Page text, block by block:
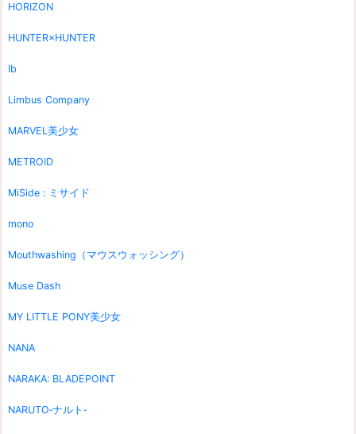
HORIZON
HUNTER×HUNTER
Ib
Limbus Company
MARVEL美少女
METROID
MiSide : ミサイド
mono
Mouthwashing（マウスウォッシング）
Muse Dash
MY LITTLE PONY美少女
NANA
NARAKA: BLADEPOINT
NARUTO‐ナルト‐